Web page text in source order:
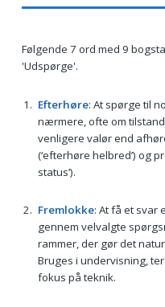
Følgende 7 ord med 9
'Udspørge'.
Efterhøre: At spørge til
nærmere, ofte om
venligere valør end
(‘efterhøre helbred’) og
status’).
Fremlokke: At få et svar
gennem velvalgte
rammer, der gør det
Bruges i undervisning,
fokus på teknik.